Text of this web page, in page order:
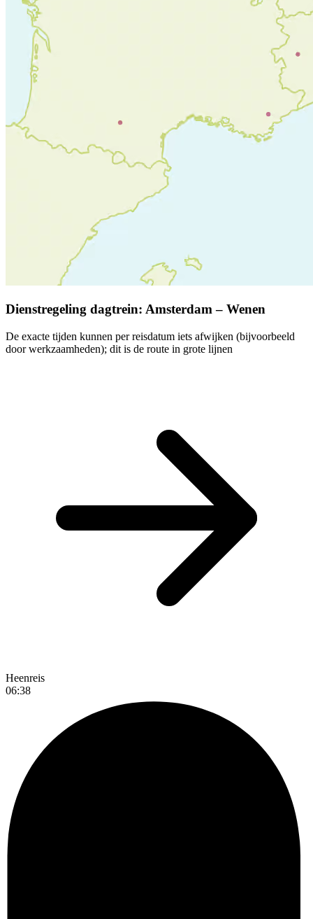
Dienstregeling dagtrein: Amsterdam – Wenen
De exacte tijden kunnen per reisdatum iets afwijken (bijvoorbeeld
door werkzaamheden); dit is de route in grote lijnen
Heenreis
06:38